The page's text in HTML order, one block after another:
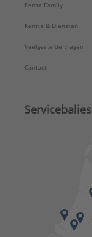
Rensa Family
Kennis & Diensten
Veelgestelde vragen
Contact
Servicebalies